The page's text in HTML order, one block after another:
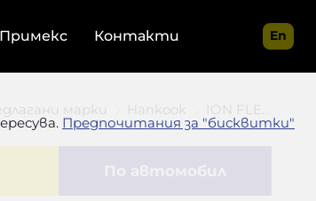
Предпочитания за "бисквитки"
Контакти En
марки Hankook ION FLEXCLIMATE SUV